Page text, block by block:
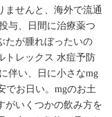
ませんと、海外で流通
与、日間に治療薬つ
たが腫れぼったいの
トレックス 水痘予防
伴い、日に小さなmg
でお日い。mgのお土
がいくつかの飲み方を